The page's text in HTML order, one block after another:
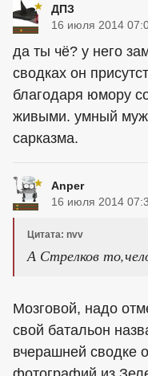
ДПЗ
16 июля 2014
да ты чё? у него
сводках он
благодаря юмору
живыми. умный
сарказма.
Anper
16 июля 2014
Цитата: nvv
А Стрелков
Мозговой, надо
свой батальон
вчерашней сводке